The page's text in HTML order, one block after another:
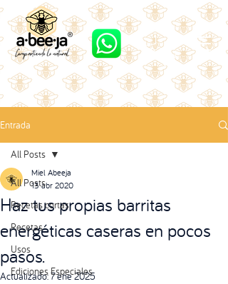
Entrada
All Posts
Recetas cortas
Recetas
Usos
Ediciones Especiales
All Posts
Haz tus propias barritas
energéticas caseras en pocos
pasos.
Miel Abeeja
13 abr 2020
Actualizado:7 ene 2025